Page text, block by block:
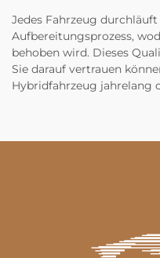
Jedes Fahrzeug
Aufbereitungsprozess,
behoben wird. Dieses
Sie darauf vertrauen
Hybridfahrzeug jahrelang